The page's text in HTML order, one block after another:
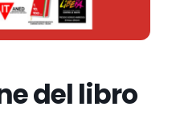
del libro